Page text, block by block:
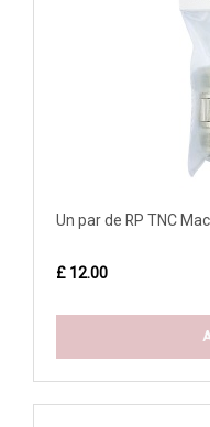
Un par de RP TNC
£ 12.00